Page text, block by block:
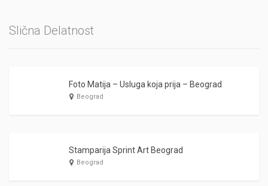
Slična Delatnost
Foto Matija – Usluga koja prija – Beograd
Beograd
Stamparija Sprint Art Beograd
Beograd